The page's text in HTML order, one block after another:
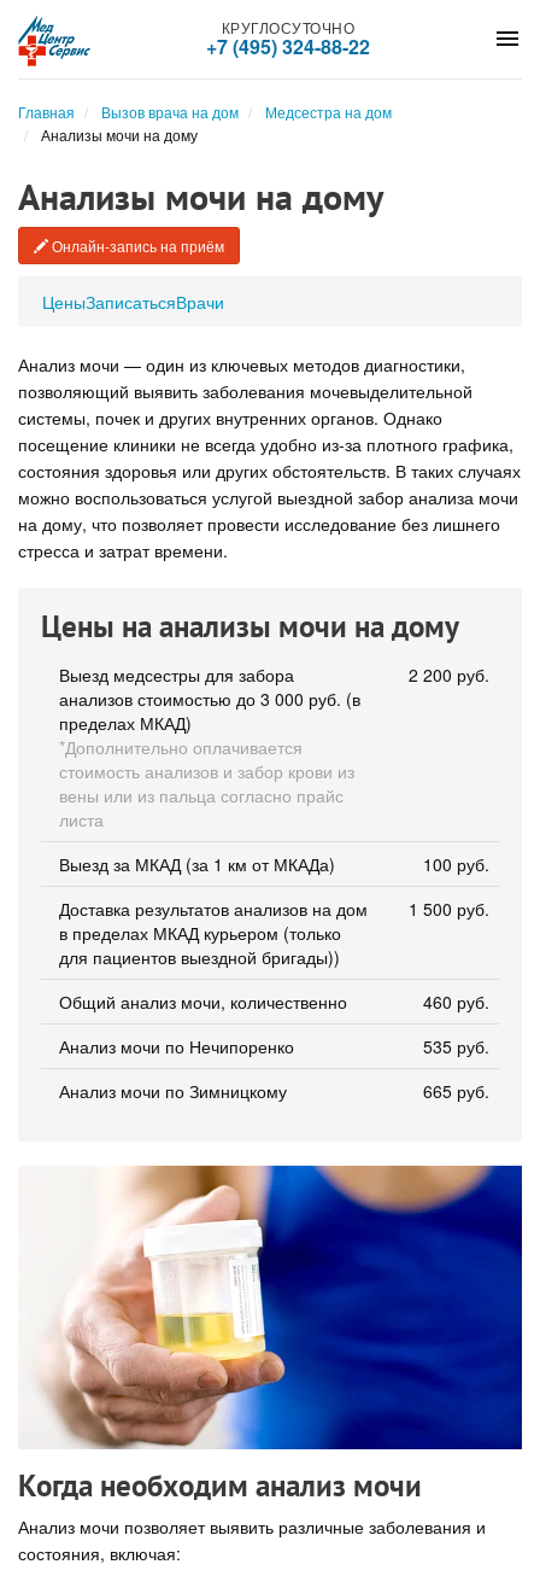
menu
КРУГЛОСУТОЧНО
+7 (495) 324-88-22
Главная Вызов врача на дом
Медсестра на дом
Анализы мочи на дому
Анализы мочи на дому
Онлайн-запись на приём
ЦеныЗаписатьсяВрачи
Анализ мочи — один из ключевых методов диагностики,
позволяющий выявить заболевания мочевыделительной
системы, почек и других внутренних органов. Однако
посещение клиники не всегда удобно из-за плотного графика,
состояния здоровья или других обстоятельств. В таких случаях
можно воспользоваться услугой выездной забор анализа мочи
на дому, что позволяет провести исследование без лишнего
стресса и затрат времени.
Цены на анализы мочи на дому
Выезд медсестры для забора
анализов стоимостью до 3 000 руб. (в
пределах МКАД)
*Дополнительно оплачивается
стоимость анализов и забор крови из
вены или из пальца согласно прайс
листа
2 200 руб.
Выезд за МКАД (за 1 км от МКАДа)
100 руб.
Доставка результатов анализов на дом
в пределах МКАД курьером (только
для пациентов выездной бригады))
1 500 руб.
Общий анализ мочи, количественно
460 руб.
Анализ мочи по Нечипоренко
535 руб.
Анализ мочи по Зимницкому
665 руб.
Когда необходим анализ мочи
Анализ мочи позволяет выявить различные заболевания и
состояния, включая: